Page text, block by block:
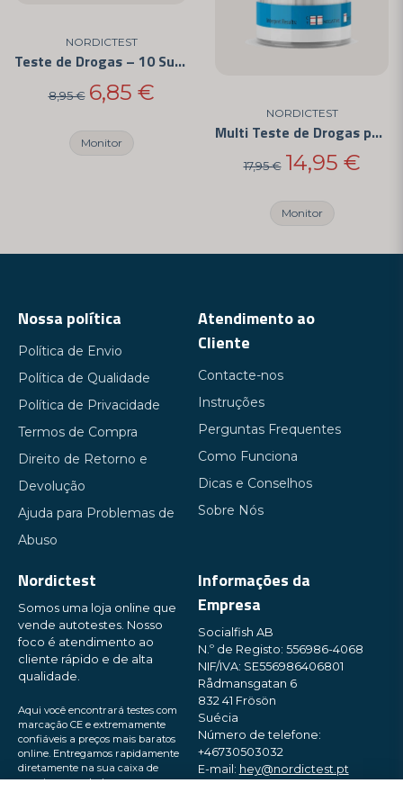
NORDICTEST
Teste de Drogas – 10 Substâncias Diferentes
8,95 € 6,85 €
Monitor
NORDICTEST
Multi Teste de Drogas para 18 Substâncias Diferentes
17,95 € 14,95 €
Monitor
Nossa política
Política de Envio
Política de Qualidade
Política de Privacidade
Termos de Compra
Direito de Retorno e
Devolução
Ajuda para Problemas de
Abuso
Atendimento ao
Cliente
Contacte-nos
Instruções
Perguntas Frequentes
Como Funciona
Dicas e Conselhos
Sobre Nós
Nordictest
Somos uma loja online que
vende autotestes. Nosso
foco é atendimento ao
cliente rápido e de alta
qualidade.
Aqui você encontrará testes com
marcação CE e extremamente
confiáveis ​​a preços mais baratos
online. Entregamos rapidamente
diretamente na sua caixa de
correio, em embalagens pequenas
Informações da
Empresa
Socialfish AB
N.º de Registo: 556986-4068
NIF/IVA: SE556986406801
Rådmansgatan 6
832 41 Frösön
Suécia
Número de telefone:
+46730503032
E-mail: hey@nordictest.pt